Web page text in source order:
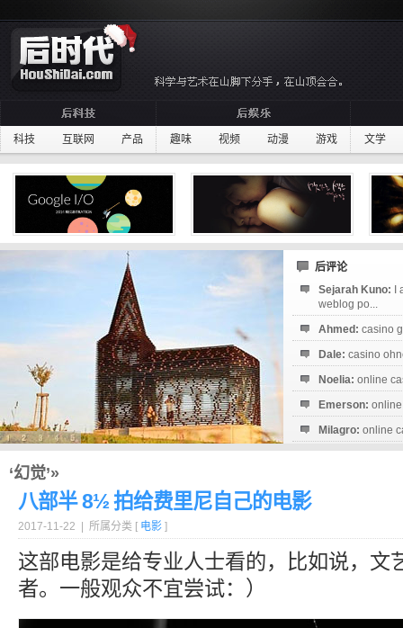
科技 互联网 产品 趣味 视频 动漫 游戏 文学
后评论
Sejarah Kuno:
weblog po...
Ahmed: casino
Dale: casino
Noelia: online
Emerson:
Milagro: online
‘幻觉’»
八部半 8½ 拍给费里尼自己的电影
2017-11-22 | 所属分类 [ 电影 ]
这部电影是给专业人士看的，比如说，文
者。一般观众不宜尝试：）